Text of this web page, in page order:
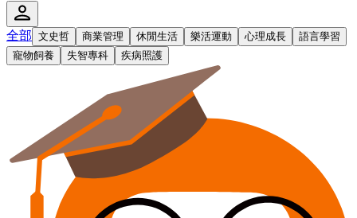
全部 文史哲 商業管理 休閒生活 樂活運動 心理成長
語言學習
寵物飼養
失智專科 疾病照護